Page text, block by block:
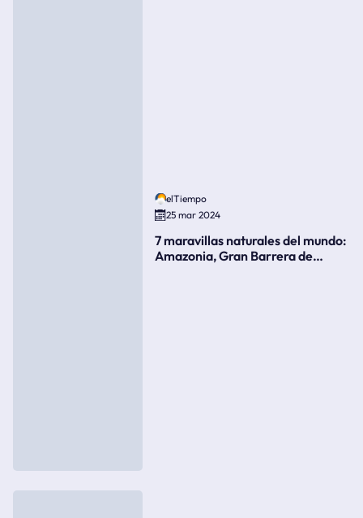
elTiempo
25 mar 2024
7 maravillas naturales del mundo:
Amazonia, Gran Barrera de